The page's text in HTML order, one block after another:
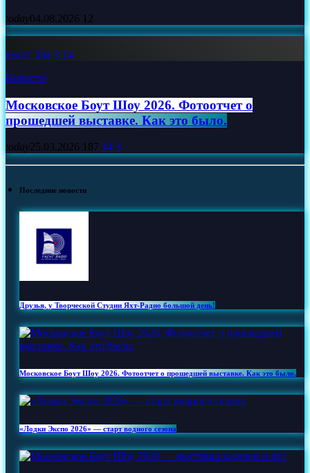
today04.08.2026 12
insert_link 3 14
Новости
Московское Боут Шоу 2026. Фотоотчет о
прошедшей выставке. Как это было.
today25.03.2026 187 14 3
Последние новости
Друзья, у Творческой Студии Яхт‑Радио большой день!
Московское Боут Шоу 2026. Фотоотчет о прошедшей выставке. Как это было.
«Лодки Экспо 2026» — старт водного сезона